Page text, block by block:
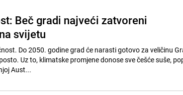
Beč gradi najveći zatvoreni
svijetu
Do 2050. godine grad će narasti gotovo za veličinu
Uz to, klimatske promjene donose sve češće suše,
Aust...